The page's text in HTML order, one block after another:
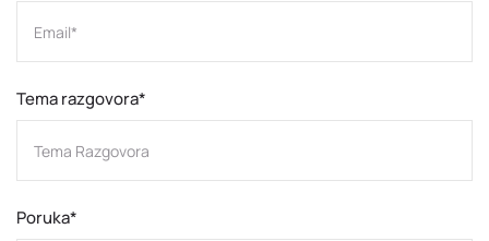
Tema razgovora*
Poruka*